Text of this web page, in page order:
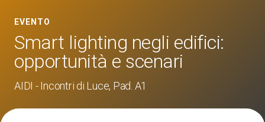
Catalogo Espositori 2026
Eventi
EVENTO
Smart lighting negli edifici:
opportunità e scenari
AIDI - Incontri di Luce, Pad. A1